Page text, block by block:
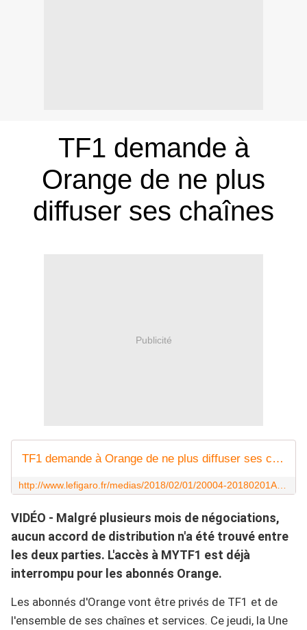
TF1 demande à
Orange de ne plus
diffuser ses chaînes
Publicité
TF1 demande à Orange de ne plus diffuser ses chaînes
VIDÉO - Malgré plusieurs mois de négociations,
aucun accord de distribution n'a été trouvé entre
les deux parties. L'accès à MYTF1 est déjà
interrompu pour les abonnés Orange.
Les abonnés d'Orange vont être privés de TF1 et de
l'ensemble de ses chaînes et services. Ce jeudi, la Une